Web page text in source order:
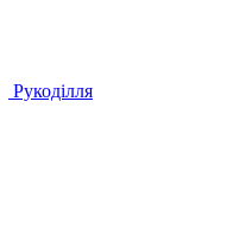
Рукоділля